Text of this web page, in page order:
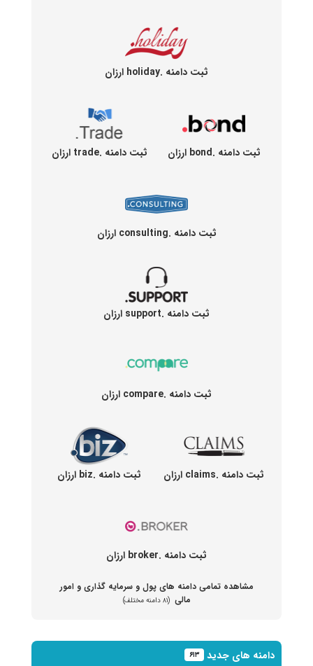
ثبت دامنه .holiday ارزان
ثبت دامنه .bond ارزان ثبت دامنه .trade ارزان
ثبت دامنه .consulting ارزان
ثبت دامنه .support ارزان
ثبت دامنه .compare ارزان
ثبت دامنه .claims ارزان ثبت دامنه .biz ارزان
ثبت دامنه .broker ارزان
مشاهده تمامی دامنه های پول و سرمایه گذاری و امور
مالی (۸۱ دامنه مختلف)
دامنه های جدید ۶۱۳